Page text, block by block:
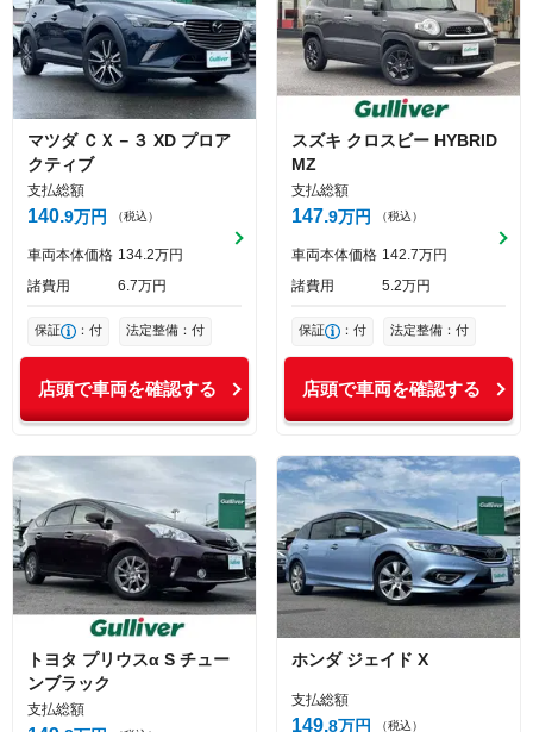
マツダ ＣＸ－３ XD プロア
クティブ
支払総額
140 9万円 （税込）
車両本体価格 134 2万円
諸費用
6 7万円
保証 ：付 法定整備：付
店頭で車両を確認する
スズキ クロスビー HYBRID
MZ
支払総額
147 9万円 （税込）
車両本体価格 142 7万円
諸費用
5 2万円
保証 ：付 法定整備：付
店頭で車両を確認する
トヨタ プリウスα S チュー
ンブラック
支払総額
ホンダ ジェイド X
支払総額
149 8万円 （税込）